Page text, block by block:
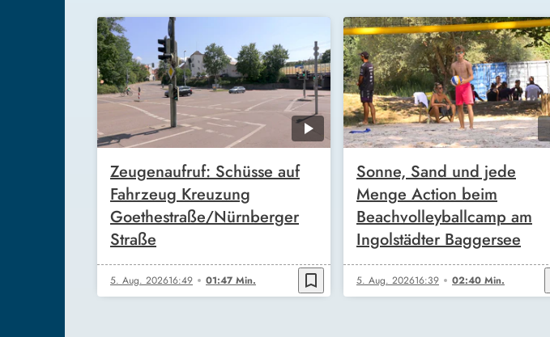
Zeugenaufruf: Schüsse auf
Fahrzeug Kreuzung
Goethestraße/Nürnberger
Straße
5. Aug. 202616:49 01:47 Min. bookmark_border
Sonne, Sand und jede
Menge Action beim
Beachvolleyballcamp am
Ingolstädter Baggersee
5. Aug. 202616:39 02:40 Min.